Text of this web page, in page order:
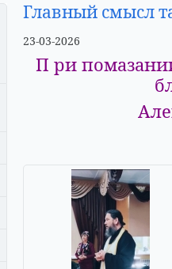
Главный смысл
23-03-2026
П ри